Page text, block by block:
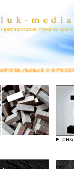
СТАНКИ ПО